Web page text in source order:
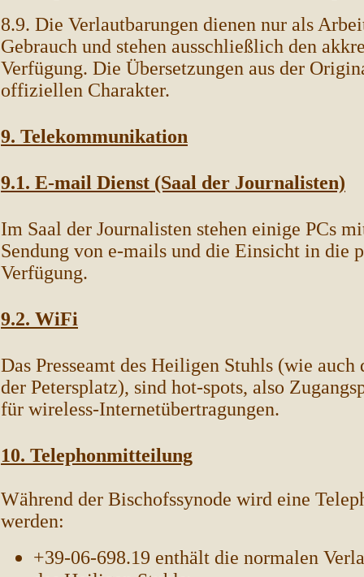
8.9. Die Verlautbarungen dienen nur als
Gebrauch und stehen ausschließlich den
Verfügung. Die Übersetzungen aus der
offiziellen Charakter.
9. Telekommunikation
9.1. E-mail Dienst (Saal der Journalisten)
Im Saal der Journalisten stehen einige PCs
Sendung von e-mails und die Einsicht in die
Verfügung.
9.2. WiFi
Das Presseamt des Heiligen Stuhls (wie
der Petersplatz), sind hot-spots, also
für wireless-Internetübertragungen.
10. Telephonmitteilung
Während der Bischofssynode wird eine
werden:
+39-06-698.19 enthält die normalen